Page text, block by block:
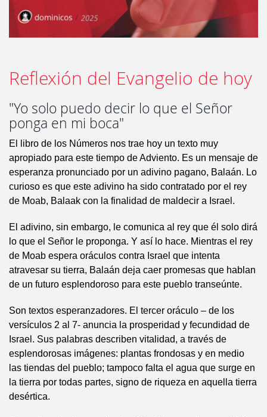
Reflexión del Evangelio de hoy
"Yo solo puedo decir lo que el Señor
ponga en mi boca"
El libro de los Números nos trae hoy un texto muy
apropiado para este tiempo de Adviento. Es un mensaje de
esperanza pronunciado por un adivino pagano, Balaán. Lo
curioso es que este adivino ha sido contratado por el rey
de Moab, Balaak con la finalidad de maldecir a Israel.
El adivino, sin embargo, le comunica al rey que él solo dirá
lo que el Señor le proponga. Y así lo hace. Mientras el rey
de Moab espera oráculos contra Israel que intenta
atravesar su tierra, Balaán deja caer promesas que hablan
de un futuro esplendoroso para este pueblo transeúnte.
Son textos esperanzadores. El tercer oráculo – de los
versículos 2 al 7- anuncia la prosperidad y fecundidad de
Israel. Sus palabras describen vitalidad, a través de
esplendorosas imágenes: plantas frondosas y en medio
las tiendas del pueblo; tampoco falta el agua que surge en
la tierra por todas partes, signo de riqueza en aquella tierra
desértica.